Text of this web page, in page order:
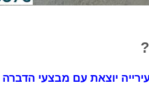
יוצאת עם מבצעי הדברה